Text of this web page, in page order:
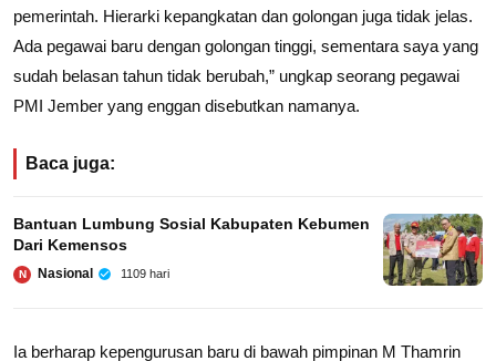
pemerintah. Hierarki kepangkatan dan golongan juga tidak jelas.
Ada pegawai baru dengan golongan tinggi, sementara saya yang
sudah belasan tahun tidak berubah,” ungkap seorang pegawai
PMI Jember yang enggan disebutkan namanya.
Baca juga:
Bantuan Lumbung Sosial Kabupaten Kebumen
Dari Kemensos
N Nasional 1109 hari
Ia berharap kepengurusan baru di bawah pimpinan M Thamrin